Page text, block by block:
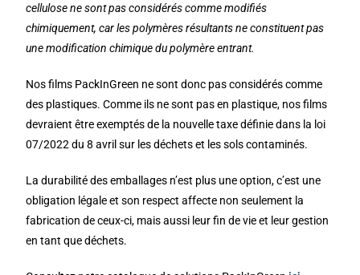
cellulose ne sont pas considérés comme modifiés
chimiquement, car les polymères résultants ne constituent pas
une modification chimique du polymère entrant.
Nos films PackInGreen ne sont donc pas considérés comme
des plastiques. Comme ils ne sont pas en plastique, nos films
devraient être exemptés de la nouvelle taxe définie dans la loi
07/2022 du 8 avril sur les déchets et les sols contaminés.
La durabilité des emballages n’est plus une option, c’est une
obligation légale et son respect affecte non seulement la
fabrication de ceux-ci, mais aussi leur fin de vie et leur gestion
en tant que déchets.